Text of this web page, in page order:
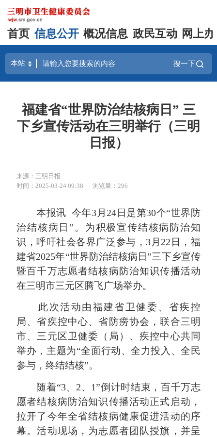
首页 信息公开 概况信息 政民互动 网上
搜一下
福建省“世界防治结核病日” 三
下乡宣传活动在三明举行（三明
日报）
来源：三明日报
时间：2025-03-24 09:38
浏览量：296
本报讯 今年3月24日是第30个“世界防
治结核病日”。为积极宣传结核病防治知
识，呼吁社会各界广泛参与，3月22日，福
建省2025年“世界防治结核病日”三下乡宣传
暨百千万志愿者结核病防治知识传播活动
在三明市三元区腾飞广场举办。
此次活动由福建省卫健委、省疾控
局、省疾控中心、省防痨协会，联合三明
市、三元区卫健委（局）、疾控中心共同
举办，主题为“全面行动、全力投入、全民
参与，终结结核”。
随着“3、2、1”倒计时结束，百千万志
愿者结核病防治知识传播活动正式启动，
拉开了今年全省结核病健康促进活动的序
幕。活动现场，为志愿者团队授旗，并呈